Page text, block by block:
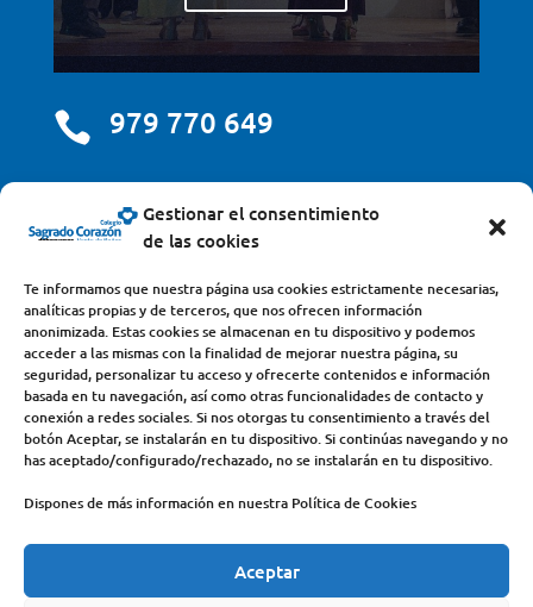
Gestionar el consentimiento
de las cookies
Te informamos que nuestra página usa cookies estrictamente necesarias,
analíticas propias y de terceros, que nos ofrecen información
anonimizada. Estas cookies se almacenan en tu dispositivo y podemos
acceder a las mismas con la finalidad de mejorar nuestra página, su
seguridad, personalizar tu acceso y ofrecerte contenidos e información
basada en tu navegación, así como otras funcionalidades de contacto y
conexión a redes sociales. Si nos otorgas tu consentimiento a través del
botón Aceptar, se instalarán en tu dispositivo. Si continúas navegando y no
has aceptado/configurado/rechazado, no se instalarán en tu dispositivo.
Dispones de más información en nuestra Política de Cookies
Aceptar
 979 770 649
centro@scjdehon.com
Colegio y Seminario Sagrado Corazón
Avda. Castilla y León, s/n – 34200 – Venta de Baños
(Palencia) – Teléfono 979770649
COLEGIO DEHONIANOS CANAL ÉTICO